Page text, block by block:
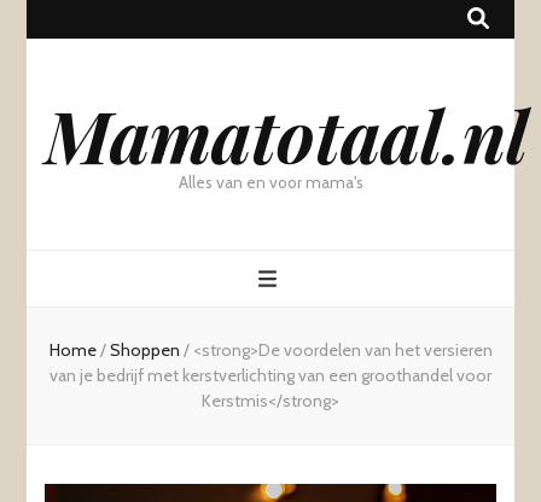
Mamatotaal.nl
Alles van en voor mama's
Home/Shoppen / <strong>De voordelen van het versieren
van je bedrijf met kerstverlichting van een groothandel voor
Kerstmis</strong>